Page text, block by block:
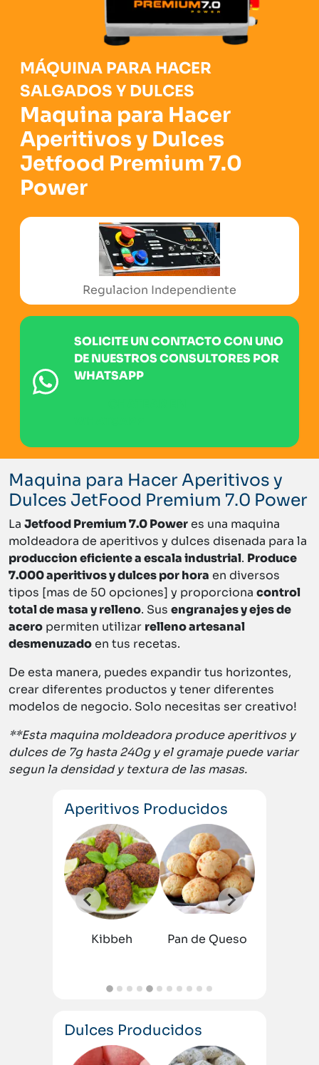
MÁQUINA PARA HACER
SALGADOS Y DULCES
Maquina para Hacer
Aperitivos y Dulces
Jetfood Premium 7.0
Power
Sello de Certificacion Europea
SOLICITE UN CONTACTO CON UNO
DE NUESTROS CONSULTORES POR
WHATSAPP
Maquina para Hacer Aperitivos y
Dulces JetFood Premium 7.0 Power
La Jetfood Premium 7.0 Poweres una maquina
moldeadora de aperitivos y dulces disenada para la
produccion eficiente a escala industrial. Produce
7.000 aperitivos y dulces por hora en diversos
tipos [mas de 50 opciones] y proporciona control
total de masa y relleno. Sus engranajes y ejes de
acero permiten utilizar relleno artesanal
desmenuzadoen tus recetas.
De esta manera, puedes expandir tus horizontes,
crear diferentes productos y tener diferentes
modelos de negocio. Solo necesitas ser creativo!
**Esta maquina moldeadora produce aperitivos y
dulces de 7g hasta 240g y el gramaje puede variar
segun la densidad y textura de las masas.
Aperitivos Producidos
Kibbeh
Pan de Queso
Dulces Producidos